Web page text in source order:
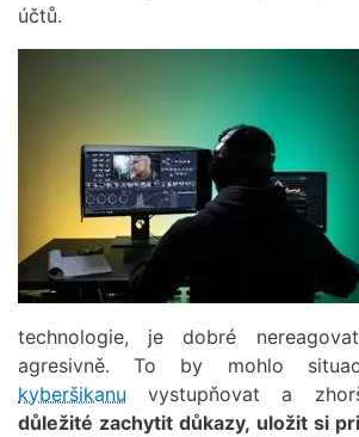
účtů.
technologie, je dobré
agresivně. To by mohlo
kyberšikanu vystupňovat a
důležité zachytit důkazy, uložit si